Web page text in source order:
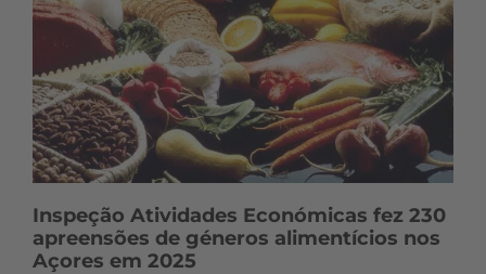
Inspeção Atividades Económicas fez 230
apreensões de géneros alimentícios nos
Açores em 2025